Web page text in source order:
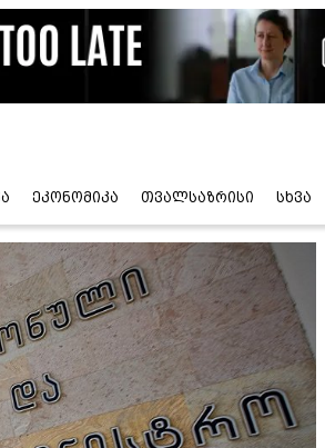
ეკონომიკა თვალსაზრისი სხვა